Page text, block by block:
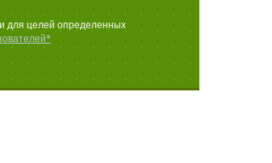
для целей определенных